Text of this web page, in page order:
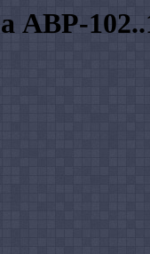
АВР-